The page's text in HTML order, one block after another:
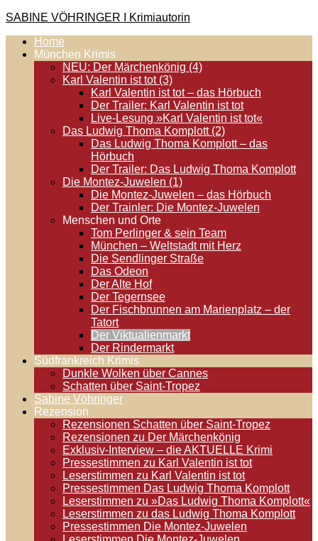
Zum
springen
SABINE VÖHRINGER I Krimiautorin
Krimis, bei denen das universell Menschliche im Vordergrund
steht. Spielen zentral in der Münchner Altstadt.
Home
München Krimis
NEU: Der Märchenkönig (4)
Karl Valentin ist tot (3)
Karl Valentin ist tot – das Hörbuch
Der Trailer: Karl Valentin ist tot
Live-Lesung »Karl Valentin ist tot«
Das Ludwig Thoma Komplott (2)
Das Ludwig Thoma Komplott – das
Hörbuch
Der Trailer: Das Ludwig Thoma Komplott
Die Montez-Juwelen (1)
Die Montez-Juwelen – das Hörbuch
Der Trainler: Die Montez-Juwelen
Menschen und Orte
Tom Perlinger & sein Team
München – Weltstadt mit Herz
Die Sendlinger Straße
Das Odeon
Der Alte Hof
Der Tegernsee
Der Fischbrunnen am Marienplatz – der
Tatort
Der Viktualienmarkt
Der Rindermarkt
Südfrankreich Krimis
Dunkle Wolken über Cannes
Schatten über Saint-Tropez
Sabine Vöhringer
Rezension
Rezensionen Schatten über Saint-Tropez
Rezensionen zu Der Märchenkönig
Exklusiv-Interview – die AKTUELLE Krimi
Pressestimmen zu Karl Valentin ist tot
Leserstimmen zu Karl Valentin ist tot
Pressestimmen Das Ludwig Thoma Komplott
Leserstimmen zu »Das Ludwig Thoma Komplott«
Leserstimmen zu das Ludwig Thoma Komplott
Pressestimmen Die Montez-Juwelen